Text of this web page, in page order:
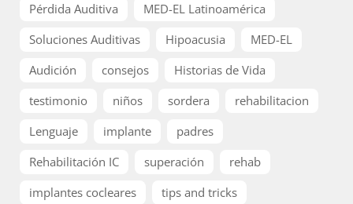
Pérdida Auditiva
MED-EL Latinoamérica
Soluciones Auditivas
Hipoacusia
MED-EL
Audición
consejos
Historias de Vida
testimonio
niños sordera
rehabilitacion
Lenguaje
implante
padres
Rehabilitación IC
superación
rehab
implantes cocleares
tips and tricks